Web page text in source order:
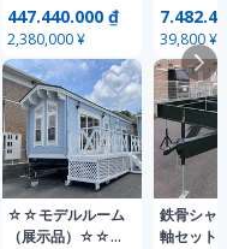
ハブ 仮設コンテ
ナスーパーハウス
事務所 店舗 倉庫
埼玉 千葉 茨城 栃
木 群馬 横浜 静岡
山梨
447.440.000 ₫
2,380,000 ¥
ク 家具
骨董◆茶
◆
2026-
1 ま
39,800 ¥
☆☆モデルルーム
（展示品）☆☆
鉄骨シャ
軸セット